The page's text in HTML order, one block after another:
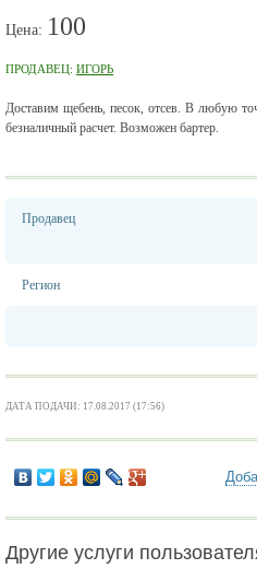
Цена: 100
ПРОДАВЕЦ: ИГОРЬ
Доставим щебень, песок, отсев. В любую
безналичный расчет. Возможен бартер.
Продавец
Регион
ДАТА ПОДАЧИ: 17.08.2017 (17:56)
Другие услуги